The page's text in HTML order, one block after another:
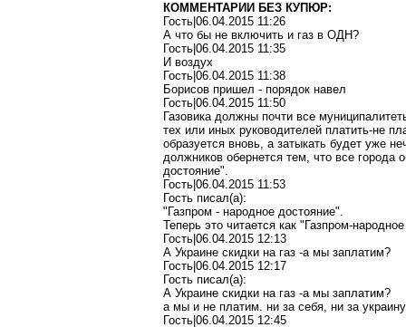
КОММЕНТАРИИ БЕЗ КУПЮР:
Гость|06.04.2015 11:26
А что бы не включить и газ в ОДН?
Гость|06.04.2015 11:35
И воздух
Гость|06.04.2015 11:38
Борисов пришел - порядок навел
Гость|06.04.2015 11:50
Газовика должны почти все
тех или иных руководителей платить-не
образуется вновь, а затыкать будет уже
должников обернется тем, что все города
достояние".
Гость|06.04.2015 11:53
Гость писал(a):
"Газпром - народное достояние".
Теперь это читается как "Газпром-
Гость|06.04.2015 12:13
А Украине скидки на газ -а мы заплатим?
Гость|06.04.2015 12:17
Гость писал(a):
А Украине скидки на газ -а мы заплатим?
а мы и не платим. ни за себя, ни за
Гость|06.04.2015 12:45